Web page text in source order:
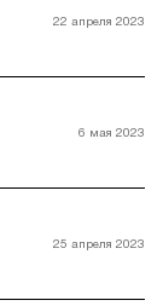
22 апреля 2023
6 мая 2023
25 апреля 2023